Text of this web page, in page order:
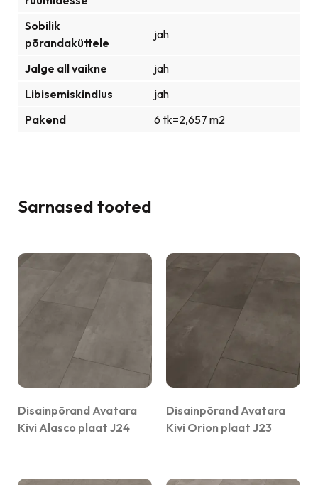
Sobilik
põrandaküttele
jah
Jalge all vaikne
jah
Libisemiskindlus
jah
Pakend
6 tk=2,657 m2
Sarnased tooted
Disainpõrand Avatara
Kivi Alasco plaat J24
Disainpõrand Avatara
Kivi Orion plaat J23